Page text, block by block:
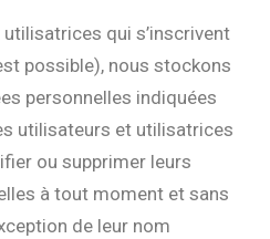
qui s’inscrivent
possible), nous stockons
personnelles indiquées
utilisateurs et utilisatrices
ou supprimer leurs
à tout moment et sans
de leur nom